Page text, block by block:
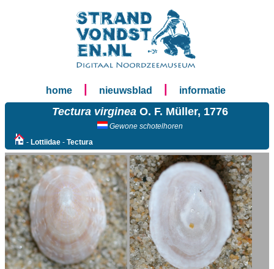
home nieuwsblad informatie
Tectura virginea O. F. Müller, 1776
Gewone schotelhoren
- Lottiidae - Tectura